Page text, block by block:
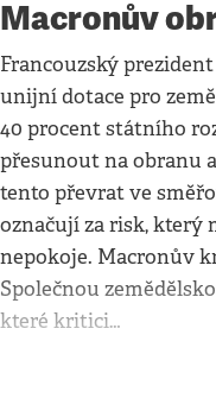
Macronův
Francouzský
unijní dotace pro
40 procent státního
přesunout na obranu
tento převrat ve
označují za risk, který
nepokoje. Macronův
Společnou
které kritici…